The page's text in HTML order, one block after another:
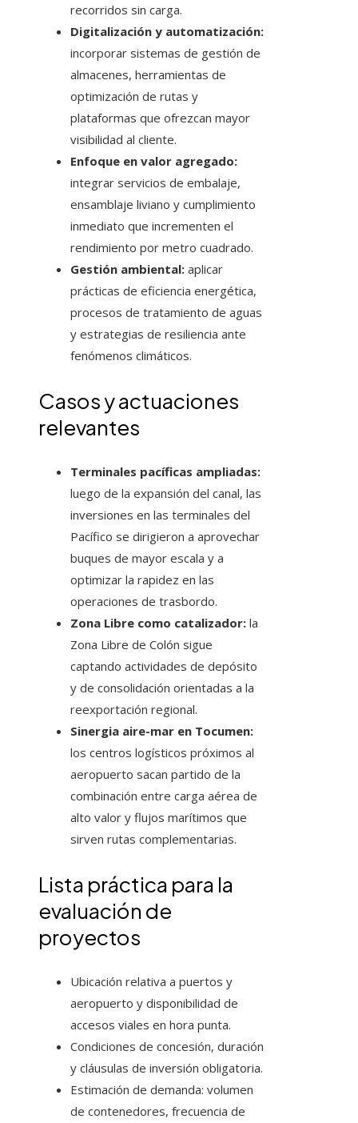
recorridos sin carga.
Digitalización y automatización:
incorporar sistemas de gestión de
almacenes, herramientas de
optimización de rutas y
plataformas que ofrezcan mayor
visibilidad al cliente.
Enfoque en valor agregado:
integrar servicios de embalaje,
ensamblaje liviano y cumplimiento
inmediato que incrementen el
rendimiento por metro cuadrado.
Gestión ambiental: aplicar
prácticas de eficiencia energética,
procesos de tratamiento de aguas
y estrategias de resiliencia ante
fenómenos climáticos.
Casos y actuaciones
relevantes
Terminales pacíficas ampliadas:
luego de la expansión del canal, las
inversiones en las terminales del
Pacífico se dirigieron a aprovechar
buques de mayor escala y a
optimizar la rapidez en las
operaciones de trasbordo.
Zona Libre como catalizador: la
Zona Libre de Colón sigue
captando actividades de depósito
y de consolidación orientadas a la
reexportación regional.
Sinergia aire-mar en Tocumen:
los centros logísticos próximos al
aeropuerto sacan partido de la
combinación entre carga aérea de
alto valor y flujos marítimos que
sirven rutas complementarias.
Lista práctica para la
evaluación de
proyectos
Ubicación relativa a puertos y
aeropuerto y disponibilidad de
accesos viales en hora punta.
Condiciones de concesión, duración
y cláusulas de inversión obligatoria.
Estimación de demanda: volumen
de contenedores, frecuencia de